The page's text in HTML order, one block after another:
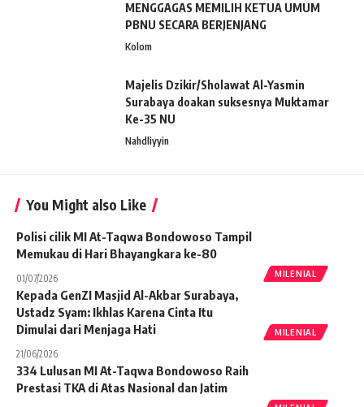
MENGGAGAS MEMILIH KETUA UMUM
PBNU SECARA BERJENJANG
Kolom
Majelis Dzikir/Sholawat Al-Yasmin
Surabaya doakan suksesnya Muktamar
Ke-35 NU
Nahdliyyin
You Might also Like
MILENIAL
Polisi cilik MI At-Taqwa Bondowoso Tampil
Memukau di Hari Bhayangkara ke-80
01/07/2026
MILENIAL
Kepada GenZI Masjid Al-Akbar Surabaya,
Ustadz Syam: Ikhlas Karena Cinta Itu
Dimulai dari Menjaga Hati
21/06/2026
334 Lulusan MI At-Taqwa Bondowoso Raih
Prestasi TKA di Atas Nasional dan Jatim